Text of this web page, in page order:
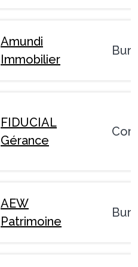
Amundi
Immobilier
FIDUCIAL
Gérance
AEW
Patrimoine